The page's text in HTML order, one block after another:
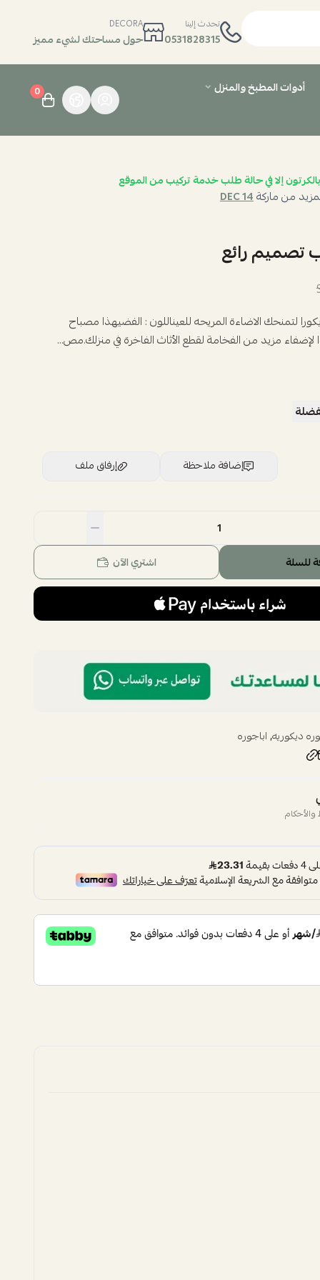
تحدث إلينا
0531828315
DECORA
حول مساحتك لشيء مميز
أدوات المطبخ والمنزل
0
إلا في حالة طلب خدمة تركيب من الموقع
من ماركةDEC 14
تصميم رائع
لتمنحك الاضاءة المريحه للعيناللون : الفضيهذا مصباح
لإضفاء مزيد من الفخامة لقطع الأثاث الفاخرة في منزلك.مص...
إضافة ملاحظة إرفاق ملف
اسحب و افلت الملف هنا
استعراض
للسلة اشتري الآن
ديكوريه,اباجوره